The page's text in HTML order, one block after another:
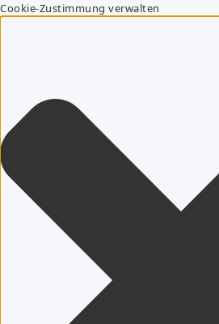
Cookie-Zustimmung verwalten